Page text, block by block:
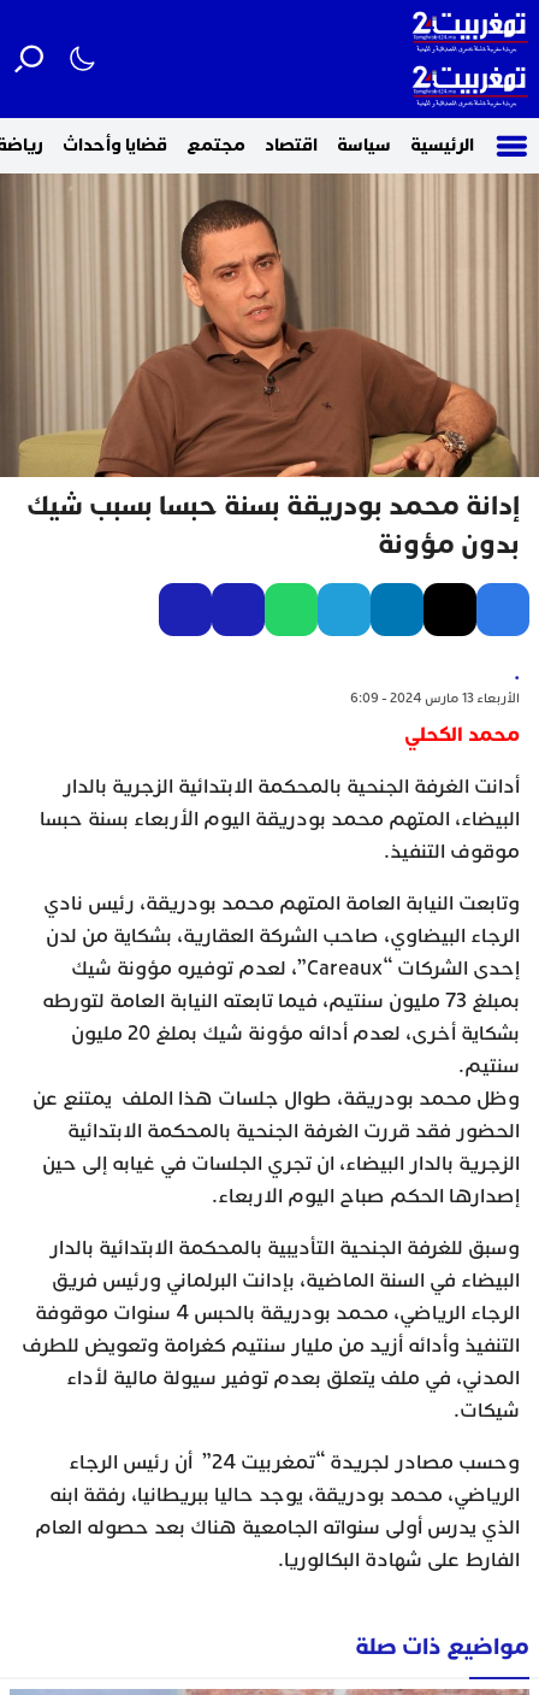
الرئيسية سياسة اقتصاد مجتمع قضايا وأحداث
إدانة محمد بودريقة بسنة حبسا بسبب شيك
بدون مؤونة
.
الأربعاء 13 مارس 2024 - 6:09
محمد الكحلي
أدانت الغرفة الجنحية بالمحكمة الابتدائية الزجرية بالدار
البيضاء، المتهم محمد بودريقة اليوم الأربعاء بسنة حبسا
موقوف التنفيذ.
وتابعت النيابة العامة المتهم محمد بودريقة، رئيس نادي
الرجاء البيضاوي، صاحب الشركة العقارية، بشكاية من لدن
إحدى الشركات “Careaux”، لعدم توفيره مؤونة شيك
بمبلغ 73 مليون سنتيم، فيما تابعته النيابة العامة لتورطه
بشكاية أخرى، لعدم أدائه مؤونة شيك بملغ 20 مليون
سنتيم.
وظل محمد بودريقة، طوال جلسات هذا الملف يمتنع عن
الحضور فقد قررت الغرفة الجنحية بالمحكمة الابتدائية
الزجرية بالدار البيضاء، ان تجري الجلسات في غيابه إلى حين
إصدارها الحكم صباح اليوم الاربعاء.
وسبق للغرفة الجنحية التأديبية بالمحكمة الابتدائية بالدار
البيضاء في السنة الماضية، بإدانت البرلماني ورئيس فريق
الرجاء الرياضي، محمد بودريقة بالحبس 4 سنوات موقوفة
التنفيذ وأدائه أزيد من مليار سنتيم كغرامة وتعويض للطرف
المدني، في ملف يتعلق بعدم توفير سيولة مالية لأداء
شيكات.
وحسب مصادر لجريدة “تمغربيت 24” أن رئيس الرجاء
الرياضي، محمد بودريقة، يوجد حاليا ببريطانيا، رفقة ابنه
الذي يدرس أولى سنواته الجامعية هناك بعد حصوله العام
الفارط على شهادة البكالوريا.
مواضيع ذات صلة